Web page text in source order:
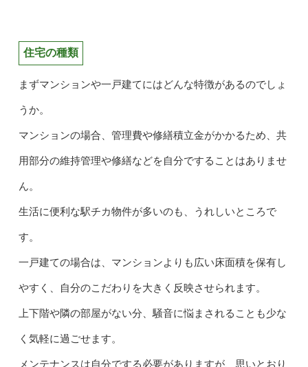
住宅の種類
まずマンションや一戸建てにはどんな特徴があるのでしょ
うか。
マンションの場合、管理費や修繕積立金がかかるため、共
用部分の維持管理や修繕などを自分ですることはありませ
ん。
生活に便利な駅チカ物件が多いのも、うれしいところで
す。
一戸建ての場合は、マンションよりも広い床面積を保有し
やすく、自分のこだわりを大きく反映させられます。
上下階や隣の部屋がない分、騒音に悩まされることも少な
く気軽に過ごせます。
メンテナンスは自分でする必要がありますが、思いとおり